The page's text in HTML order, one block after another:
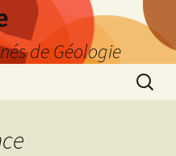
de Géologie